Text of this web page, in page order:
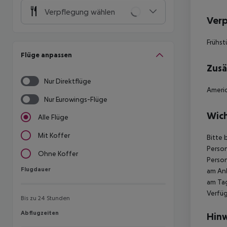
Verpflegung wählen
Flüge anpassen
Nur Direktflüge
Nur Eurowings-Flüge
Alle Flüge
Mit Koffer
Ohne Koffer
Flugdauer
Flugdauer
Bis zu 24 Stunden
Abflugzeiten
Abflugzeiten
Bitte
am
am